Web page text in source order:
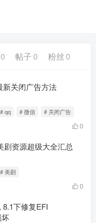
0 帖子 0 粉丝 0
新关闭广告方法
# qq # 微信 # 关闭广告
0
剧资源超级大全汇总
# 美剧
0
8.1下修复EFI